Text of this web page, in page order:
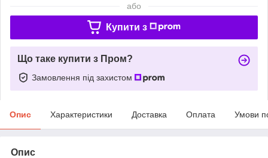
або
Купити з
Що таке купити з Пром?
Замовлення під захистом
Опис Характеристики Доставка Оплата Умови
Опис